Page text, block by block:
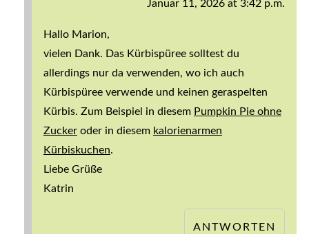
Januar 11, 2026 at 3:42 p.m.
Hallo Marion,
vielen Dank. Das Kürbispüree solltest du
allerdings nur da verwenden, wo ich auch
Kürbispüree verwende und keinen geraspelten
Kürbis. Zum Beispiel in diesem Pumpkin Pie ohne
Zuckeroder in diesem kalorienarmen
Kürbiskuchen.
Liebe Grüße
Katrin
ANTWORTEN